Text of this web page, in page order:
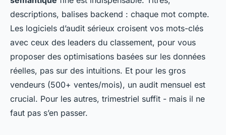
descriptions, balises backend : chaque mot compte.
Les logiciels d’audit sérieux croisent vos mots-clés
avec ceux des leaders du classement, pour vous
proposer des optimisations basées sur les données
réelles, pas sur des intuitions. Et pour les gros
vendeurs (500+ ventes/mois), un audit mensuel est
crucial. Pour les autres, trimestriel suffit - mais il ne
faut pas s’en passer.